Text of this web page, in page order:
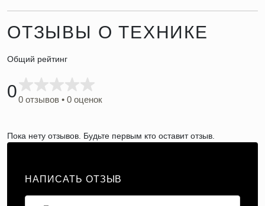
ОТЗЫВЫ О ТЕХНИКЕ
Общий рейтинг
00 отзывов • 0 оценок
Пока нету отзывов. Будьте первым кто оставит отзыв.
НАПИСАТЬ ОТЗЫВ